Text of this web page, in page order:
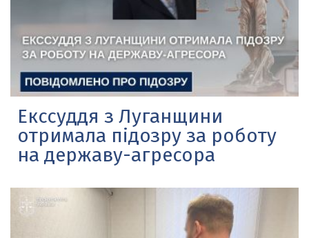
Екссуддя з Луганщини
отримала підозру за роботу
на державу-агресора